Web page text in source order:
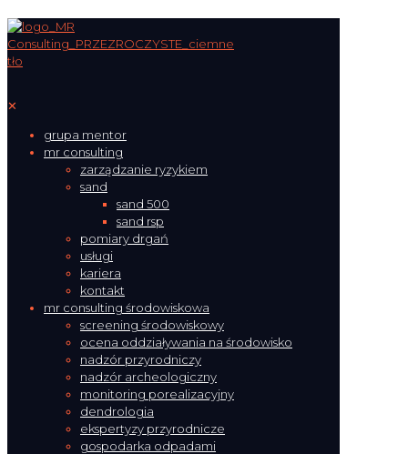
✕
grupa mentor
mr consulting
zarządzanie ryzykiem
sand
sand 500
sand rsp
pomiary drgań
usługi
kariera
kontakt
mr consulting środowiskowa
screening środowiskowy
ocena oddziaływania na środowisko
nadzór przyrodniczy
nadzór archeologiczny
monitoring porealizacyjny
dendrologia
ekspertyzy przyrodnicze
gospodarka odpadami